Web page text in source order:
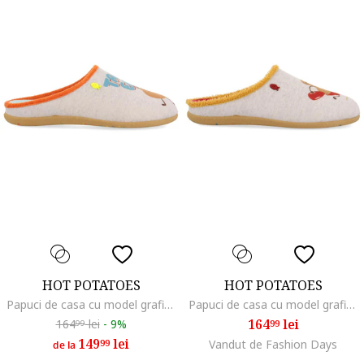
HOT POTATOES
Papuci de casa cu model grafic, Gri
16499lei - 9%
de la 14999lei
HOT POTATOES
Papuci de casa cu model grafic, Gri
16499lei
Vandut de Fashion Days